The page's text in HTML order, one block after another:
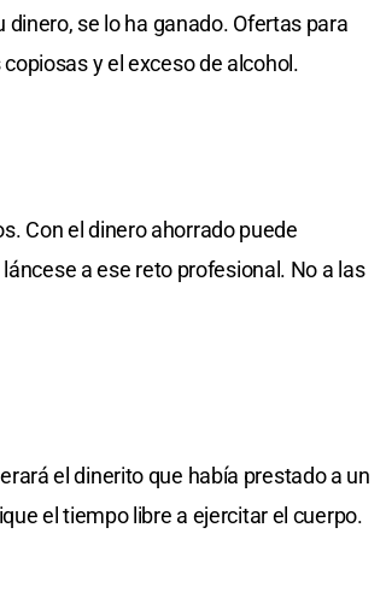
se lo ha ganado. Ofertas para
y el exceso de alcohol.
Con el dinero ahorrado puede
a ese reto profesional. No a las
el dinerito que había prestado a un
el tiempo libre a ejercitar el cuerpo.